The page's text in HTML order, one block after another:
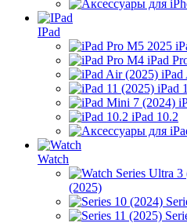
IPad
iPad
iPad
iPad
iPad 10.2
Watch
(2025)